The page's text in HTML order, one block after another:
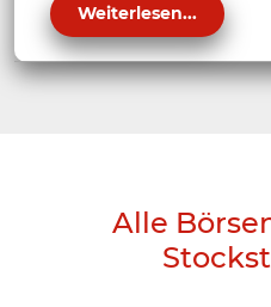
Weiterlesen...
Alle